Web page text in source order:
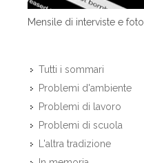
Mensile di interviste e foto
Tutti i sommari
Problemi d'ambiente
Problemi di lavoro
Problemi di scuola
L'altra tradizione